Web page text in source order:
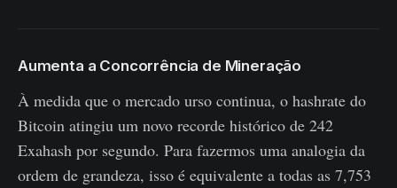
Aumenta a Concorrência de Mineração
À medida que o mercado urso continua, o hashrate do
Bitcoin atingiu um novo recorde histórico de 242
Exahash por segundo. Para fazermos uma analogia da
ordem de grandeza, isso é equivalente a todas as 7,753